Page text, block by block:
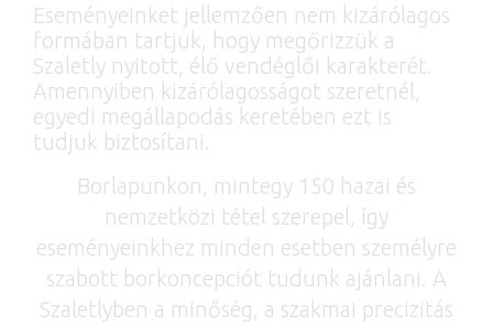
Eseményeinket jellemzően nem kizárólagos
formában tartjuk, hogy megőrizzük a
Szaletly nyitott, élő vendéglői karakterét.
Amennyiben kizárólagosságot szeretnél,
egyedi megállapodás keretében ezt is
tudjuk biztosítani.
Borlapunkon, mintegy 150 hazai és
nemzetközi tétel szerepel, így
eseményeinkhez minden esetben személyre
szabott borkoncepciót tudunk ajánlani. A
Szaletlyben a minőség, a szakmai precizitás